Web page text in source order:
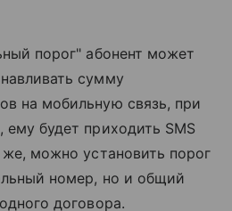
порог" абонент может
сумму
на мобильную связь, при
будет приходить SMS
можно установить порог
номер, но и общий
договора.